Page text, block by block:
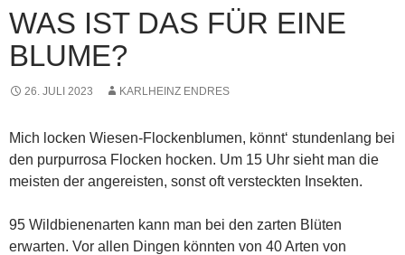
WAS IST DAS FÜR EINE
BLUME?
26. JULI 2023 KARLHEINZ ENDRES
Mich locken Wiesen-Flockenblumen, könnt‘ stundenlang bei
den purpurrosa Flocken hocken. Um 15 Uhr sieht man die
meisten der angereisten, sonst oft versteckten Insekten.
95 Wildbienenarten kann man bei den zarten Blüten
erwarten. Vor allen Dingen könnten von 40 Arten von